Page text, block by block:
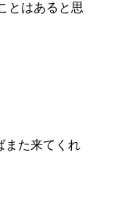
とはあると思
また来てくれ